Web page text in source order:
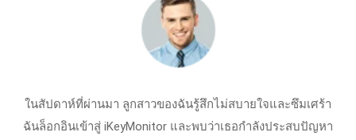
ในสัปดาห์ที่ผ่านมา ลูกสาวของฉันรู้สึกไม่สบายใจและซึมเศร้า
ฉันล็อกอินเข้าสู่ iKeyMonitor และพบว่าเธอกำลังประสบปัญหา